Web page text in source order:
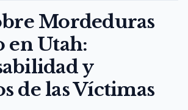
Mordeduras
en Utah:
y
de las Víctimas